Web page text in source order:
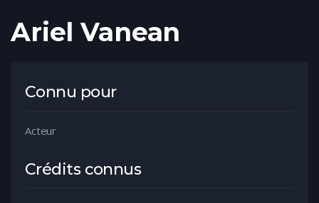
Ariel Vanean
Connu pour
Acteur
Crédits connus